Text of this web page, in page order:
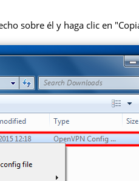
sobre él y haga clic en